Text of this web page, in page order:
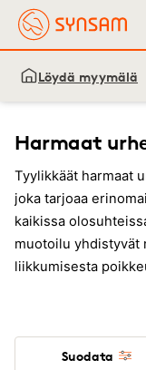
Löydä myymälä
Harmaat
Tyylikkäät harmaat
joka tarjoaa
kaikissa
muotoilu yhdistyvät
liikkumisesta
Suodata